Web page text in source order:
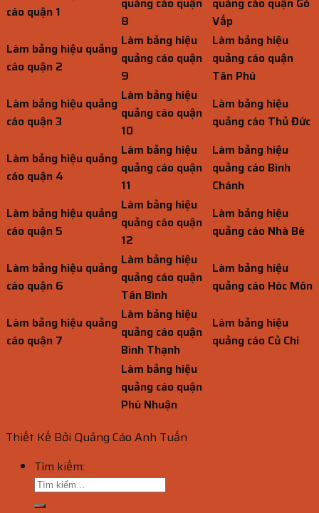
cáo quận 1
8
Vấp
Làm bảng hiệu quảng
cáo quận 2
Làm bảng hiệu
quảng cáo quận
9
Làm bảng hiệu
quảng cáo quận
Tân Phú
Làm bảng hiệu quảng
cáo quận 3
Làm bảng hiệu
quảng cáo quận
10
Làm bảng hiệu
quảng cáo Thủ Đức
Làm bảng hiệu quảng
cáo quận 4
Làm bảng hiệu
quảng cáo quận
11
Làm bảng hiệu
quảng cáo Bình
Chánh
Làm bảng hiệu quảng
cáo quận 5
Làm bảng hiệu
quảng cáo quận
12
Làm bảng hiệu
quảng cáo Nhà Bè
Làm bảng hiệu quảng
cáo quận 6
Làm bảng hiệu
quảng cáo quận
Tân Bình
Làm bảng hiệu
quảng cáo Hóc Môn
Làm bảng hiệu quảng
cáo quận 7
Làm bảng hiệu
quảng cáo quận
Bình Thạnh
Làm bảng hiệu
quảng cáo Củ Chi
Làm bảng hiệu
quảng cáo quận
Phú Nhuận
Thiết Kế Bởi Quảng Cáo Anh Tuấn
Tìm kiếm: